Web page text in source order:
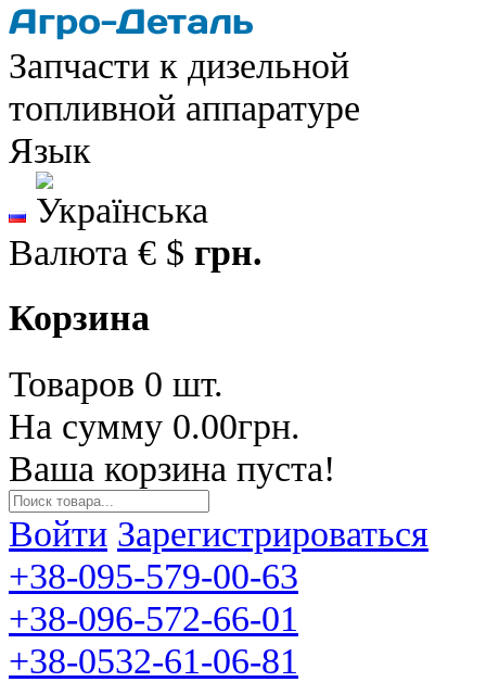
Запчасти к дизельной
топливной аппаратуре
Язык
Валюта € $ грн.
Корзина
Товаров 0 шт.
На сумму 0.00грн.
Ваша корзина пуста!
Войти Зарегистрироваться
+38-095-579-00-63
+38-096-572-66-01
+38-0532-61-06-81